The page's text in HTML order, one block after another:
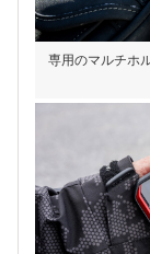
専用のマルチホ